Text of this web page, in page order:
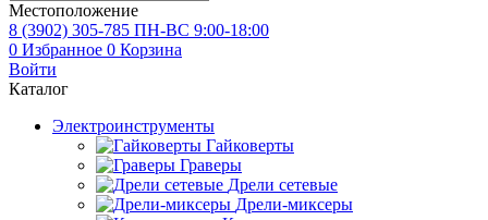
Местоположение
8 (3902) 305-785 ПН-ВС 9:00-18:00
0 Избранное 0 Корзина
Войти
Каталог
Электроинструменты
Гайковерты
Граверы
Дрели сетевые
Дрели-миксеры